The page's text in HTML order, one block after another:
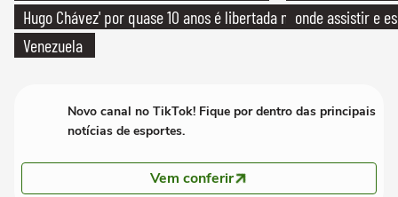
Hugo Chávez' por quase 10 anos é libertada na
Venezuela
onde assistir e
Novo canal no TikTok! Fique por dentro das principais
notícias de esportes.
Vem conferir